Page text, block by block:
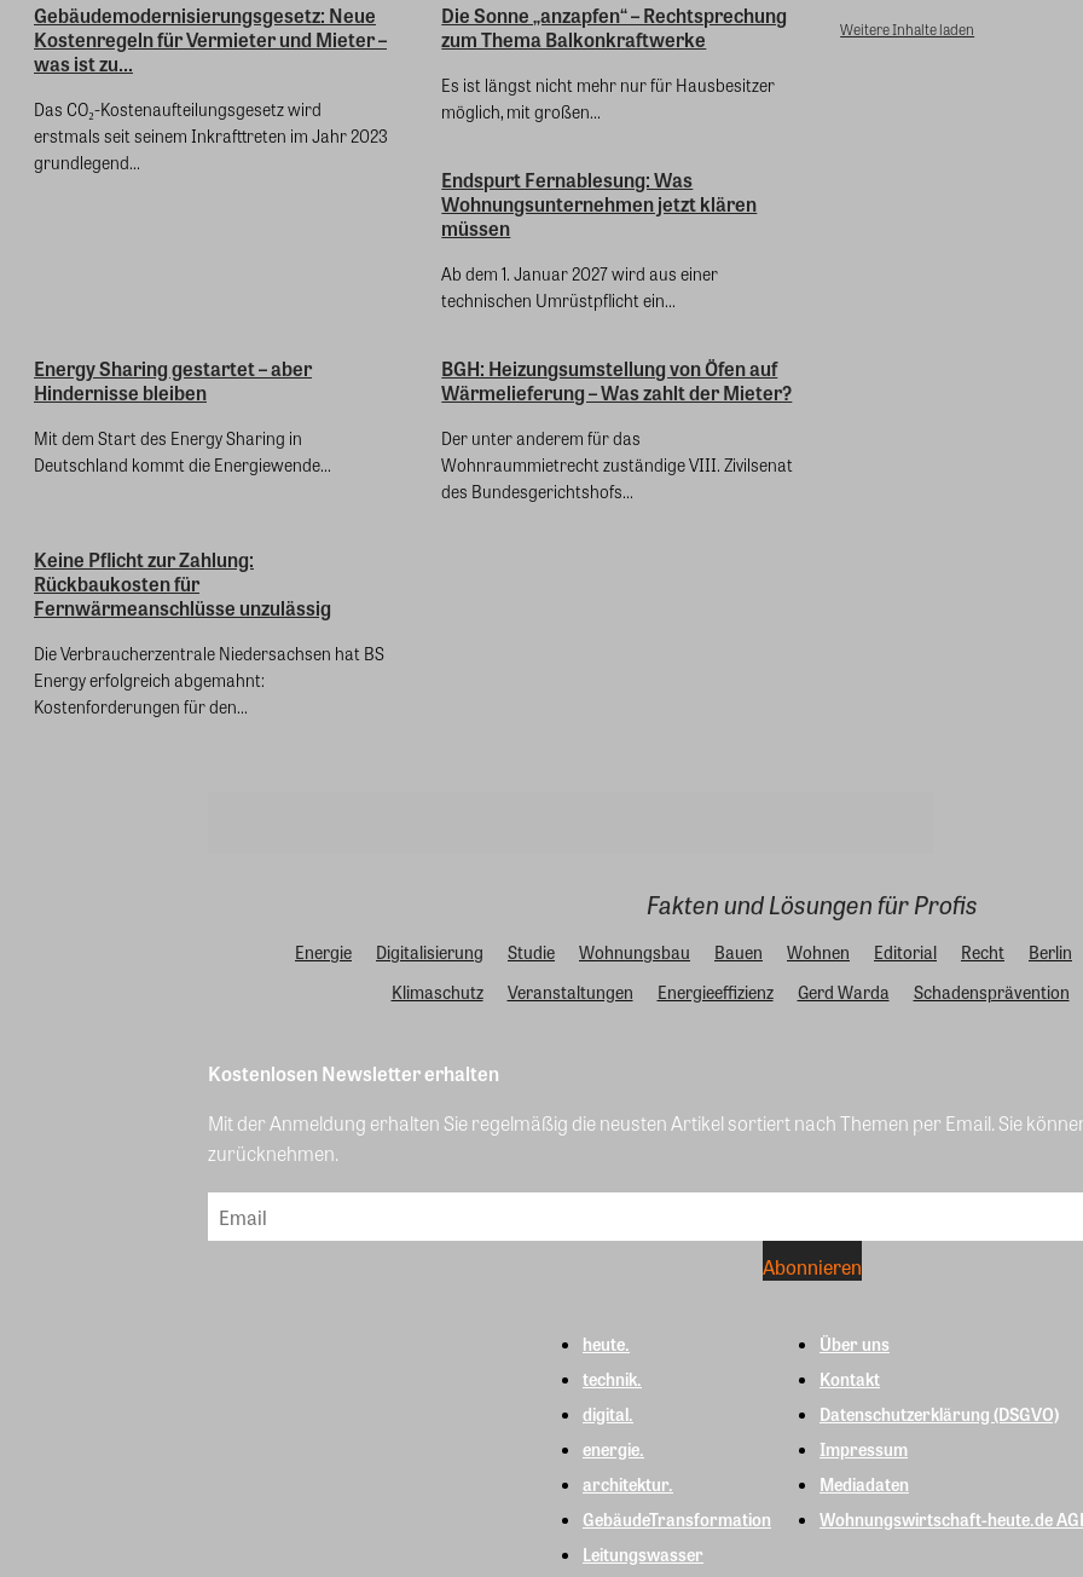
Gebäudemodernisierungsgesetz: Neue
Kostenregeln für Vermieter und Mieter –
was ist zu...
Das CO₂-Kostenaufteilungsgesetz wird
erstmals seit seinem Inkrafttreten im Jahr 2023
grundlegend...
Die Sonne „anzapfen“ – Rechtsprechung
zum Thema Balkonkraftwerke
Es ist längst nicht mehr nur für Hausbesitzer
möglich, mit großen...
Endspurt Fernablesung: Was
Wohnungsunternehmen jetzt klären
müssen
Ab dem 1. Januar 2027 wird aus einer
technischen Umrüstpflicht ein...
Energy Sharing gestartet – aber
Hindernisse bleiben
Mit dem Start des Energy Sharing in
Deutschland kommt die Energiewende...
BGH: Heizungsumstellung von Öfen auf
Wärmelieferung – Was zahlt der Mieter?
Der unter anderem für das
Wohnraummietrecht zuständige VIII. Zivilsenat
des Bundesgerichtshofs...
Keine Pflicht zur Zahlung:
Rückbaukosten für
Fernwärmeanschlüsse unzulässig
Die Verbraucherzentrale Niedersachsen hat BS
Energy erfolgreich abgemahnt:
Kostenforderungen für den...
Weitere Inhalte laden
Fakten und Lösungen für Profis
Energie Digitalisierung Studie Wohnungsbau Bauen Wohnen Editorial Recht Berlin
Klimaschutz
Veranstaltungen Energieeffizienz Gerd Warda Schadensprävention
Kostenlosen Newsletter erhalten
Mit der Anmeldung erhalten Sie regelmäßig die neusten Artikel sortiert nach Themen per Email. Sie
zurücknehmen.
heute.
technik.
digital.
energie.
architektur.
GebäudeTransformation
Leitungswasser
Über uns
Kontakt
Datenschutzerklärung (DSGVO)
Impressum
Mediadaten
Wohnungswirtschaft-heute.de